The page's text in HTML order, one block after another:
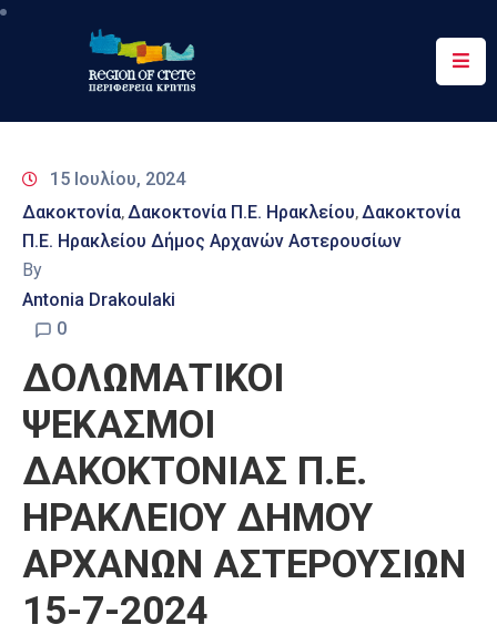
Περιφέρεια
&
Δράσεις
Ψηφιακές
Υπηρεσίες
Επικοινωνία
15 Ιουλίου, 2024
Δακοκτονία‚Δακοκτονία Π.Ε. Ηρακλείου‚Δακοκτονία
Π.Ε. Ηρακλείου Δήμος Αρχανών Αστερουσίων
By
Antonia Drakoulaki
0
ΔΟΛΩΜΑΤΙΚΟΙ
ΨΕΚΑΣΜΟΙ
ΔΑΚΟΚΤΟΝΙΑΣ Π.Ε.
ΗΡΑΚΛΕΙΟΥ ΔΗΜΟΥ
ΑΡΧΑΝΩΝ ΑΣΤΕΡΟΥΣΙΩΝ
15-7-2024